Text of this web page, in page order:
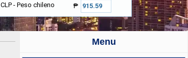
CLP- Peso chileno ₱
Menu